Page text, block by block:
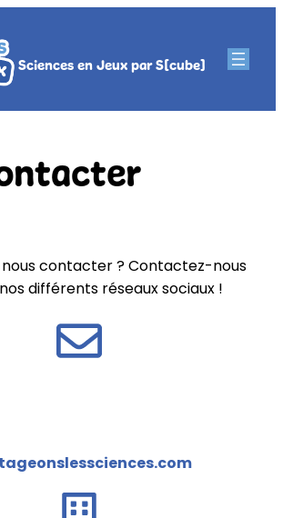
Sciences en Jeux par S[cube]
nous contacter ? Contactez-nous
différents réseaux sociaux !